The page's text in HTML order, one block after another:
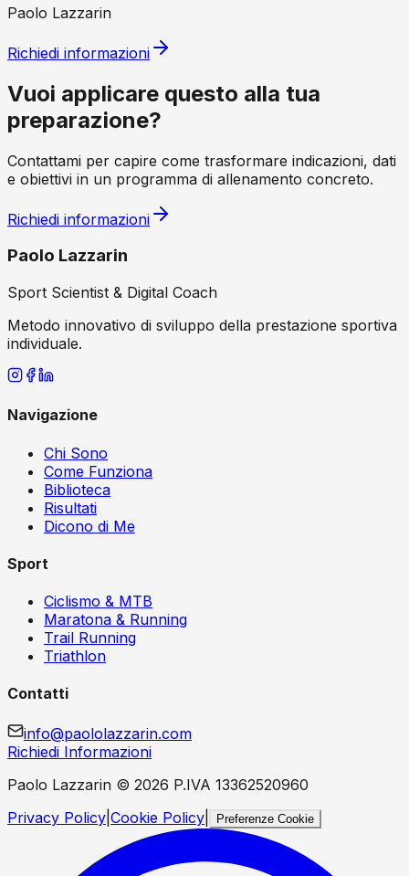
Paolo Lazzarin
Richiedi informazioni
Vuoi applicare questo alla tua
preparazione?
Contattami per capire come trasformare indicazioni, dati
e obiettivi in un programma di allenamento concreto.
Richiedi informazioni
Paolo Lazzarin
Sport Scientist & Digital Coach
Metodo innovativo di sviluppo della prestazione sportiva
individuale.
Navigazione
Chi Sono
Come Funziona
Biblioteca
Risultati
Dicono di Me
Sport
Ciclismo & MTB
Maratona & Running
Trail Running
Triathlon
Contatti
info@paololazzarin.com
Richiedi Informazioni
Paolo Lazzarin © 2026 P.IVA 13362520960
Privacy Policy Cookie Policy Preferenze Cookie